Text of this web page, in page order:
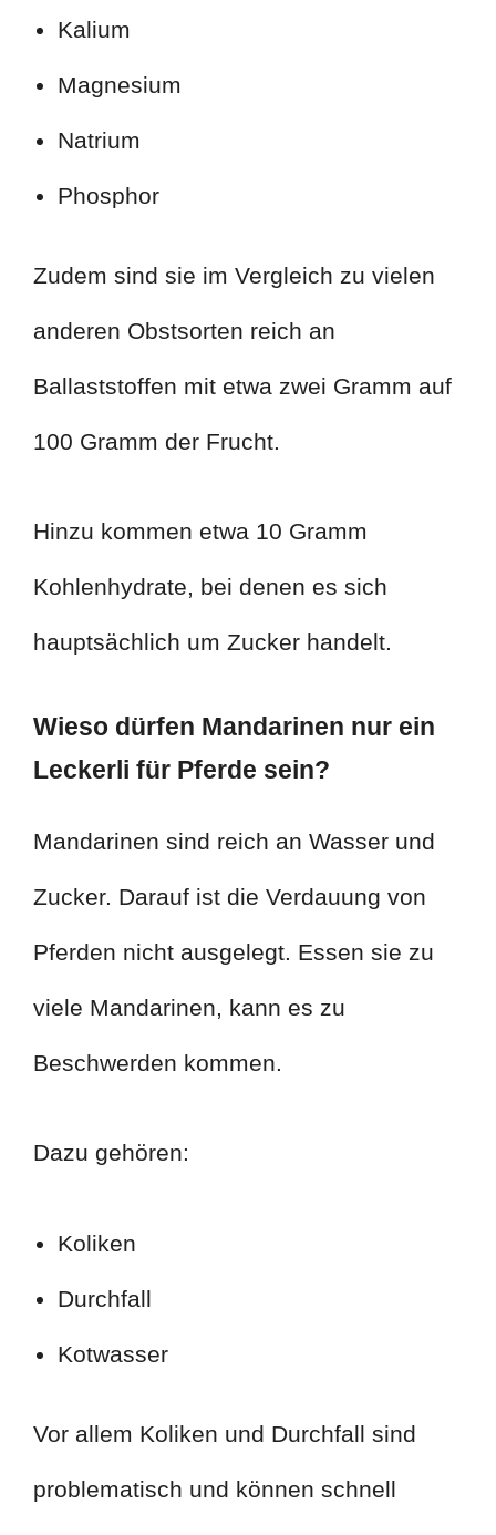
Kalium
Magnesium
Natrium
Phosphor
Zudem sind sie im Vergleich zu vielen
anderen Obstsorten reich an
Ballaststoffen mit etwa zwei Gramm auf
100 Gramm der Frucht.
Hinzu kommen etwa 10 Gramm
Kohlenhydrate, bei denen es sich
hauptsächlich um Zucker handelt.
Wieso dürfen Mandarinen nur ein
Leckerli für Pferde sein?
Mandarinen sind reich an Wasser und
Zucker. Darauf ist die Verdauung von
Pferden nicht ausgelegt. Essen sie zu
viele Mandarinen, kann es zu
Beschwerden kommen.
Dazu gehören:
Koliken
Durchfall
Kotwasser
Vor allem Koliken und Durchfall sind
problematisch und können schnell